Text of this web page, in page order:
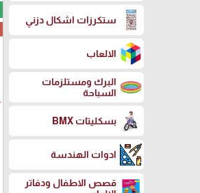
ستكرزات اشكال دزني
الالعاب
البرك ومستلزمات
السباحة
بسكليتات BMX
ادوات الهندسة
قصص الاطفال ودفاتر